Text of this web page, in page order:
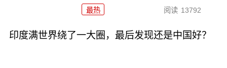
最热 阅读 13792
印度满世界绕了一大圈，最后发现还是中国好？